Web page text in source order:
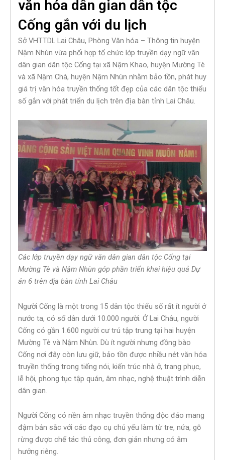
văn hóa dân gian dân tộc
Cống gắn với du lịch
Sở VHTTDL Lai Châu, Phòng Văn hóa – Thông tin huyện
Nậm Nhùn vừa phối hợp tổ chức lớp truyền dạy ngữ văn
dân gian dân tộc Cống tại xã Nậm Khao, huyện Mường Tè
và xã Nậm Chà, huyện Nậm Nhùn nhằm bảo tồn, phát huy
giá trị văn hóa truyền thống tốt đẹp của các dân tộc thiểu
số gắn với phát triển du lịch trên địa bàn tỉnh Lai Châu.
Các lớp truyền dạy ngữ văn dân gian dân tộc Cống tại
Mường Tè và Nậm Nhùn góp phần triển khai hiệu quả Dự
án 6 trên địa bàn tỉnh Lai Châu
Người Cống là một trong 15 dân tộc thiểu số rất ít người ở
nước ta, có số dân dưới 10.000 người. Ở Lai Châu, người
Cống có gần 1.600 người cư trú tập trung tại hai huyện
Mường Tè và Nậm Nhùn. Dù ít người nhưng đồng bào
Cống nơi đây còn lưu giữ, bảo tồn được nhiều nét văn hóa
truyền thống trong tiếng nói, kiến trúc nhà ở, trang phục,
lễ hội, phong tục tập quán, âm nhạc, nghệ thuật trình diễn
dân gian.
Người Cống có nền âm nhạc truyền thống độc đáo mang
đậm bản sắc với các đạo cụ chủ yếu làm từ tre, nứa, gỗ
rừng được chế tác thủ công, đơn giản nhưng có âm
hưởng riêng.